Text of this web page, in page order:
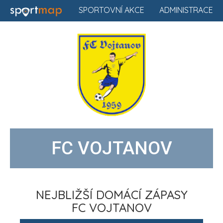
ADMINISTRACE
SPORTOVNÍ AKCE
FC VOJTANOV
NEJBLIŽŠÍ DOMÁCÍ ZÁPASY
FC VOJTANOV